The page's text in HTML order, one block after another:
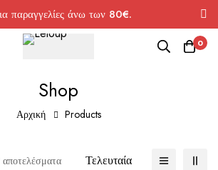
παραγγελίες άνω των 80€.
0
Shop
Αρχική Products
Τελευταία